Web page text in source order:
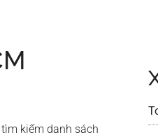
kiếm danh sách